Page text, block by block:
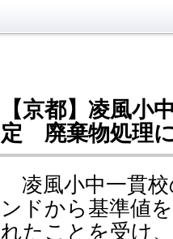
【京都】凌風
定 廃棄物処理
凌風小中一貫校
ンドから基準値
れたことを受け